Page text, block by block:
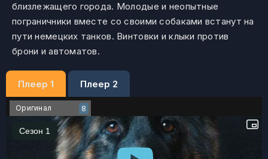
близлежащего города. Молодые и неопытные
пограничники вместе со своими собаками встанут на
пути немецких танков. Винтовки и клыки против
брони и автоматов.
Плеер 1 Плеер 2
Оригинал 8